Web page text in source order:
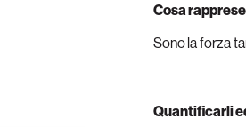
Cosa
Sonola forza
Quantificarli